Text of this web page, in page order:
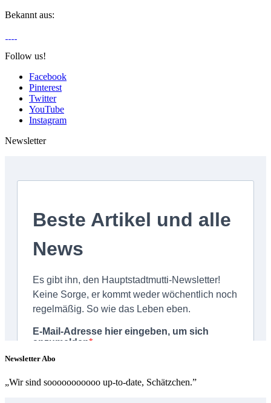
Bekannt aus:
Follow us!
Facebook
Pinterest
Twitter
YouTube
Instagram
Newsletter
Newsletter Abo
„Wir sind sooooooooooo up-to-date, Schätzchen.”